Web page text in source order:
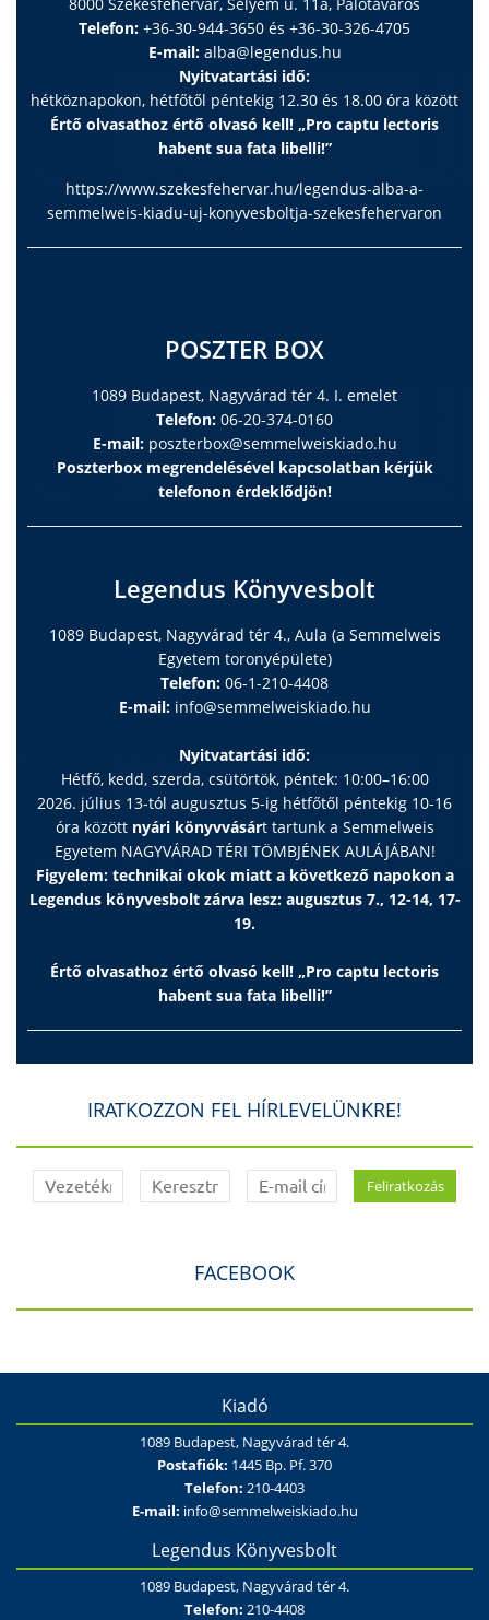
8000 Székesfehérvár, Selyem u. 11a, Palotaváros
Telefon: +36-30-944-3650 és +36-30-326-4705
E-mail: alba@legendus.hu
Nyitvatartási idő:
hétköznapokon, hétfőtől péntekig 12.30 és 18.00 óra között
Értő olvasathoz értő olvasó kell! „Pro captu lectoris
habent sua fata libelli!”
https://www.szekesfehervar.hu/legendus-alba-a-
semmelweis-kiadu-uj-konyvesboltja-szekesfehervaron
POSZTER BOX
1089 Budapest, Nagyvárad tér 4. I. emelet
Telefon: 06-20-374-0160
E-mail: poszterbox@semmelweiskiado.hu
Poszterbox megrendelésével kapcsolatban kérjük
telefonon érdeklődjön!
Legendus Könyvesbolt
1089 Budapest, Nagyvárad tér 4., Aula (a Semmelweis
Egyetem toronyépülete)
Telefon: 06-1-210-4408
E-mail: info@semmelweiskiado.hu
Nyitvatartási idő:
Hétfő, kedd, szerda, csütörtök, péntek: 10:00–16:00
2026. július 13-tól augusztus 5-ig hétfőtől péntekig 10-16
óra között nyári könyvvásárt tartunk a Semmelweis
Egyetem NAGYVÁRAD TÉRI TÖMBJÉNEK AULÁJÁBAN!
Figyelem: technikai okok miatt a következő napokon a
Legendus könyvesbolt zárva lesz: augusztus 7., 12-14, 17-
19.
Értő olvasathoz értő olvasó kell! „Pro captu lectoris
habent sua fata libelli!”
IRATKOZZON FEL HÍRLEVELÜNKRE!
FACEBOOK
Kiadó
1089 Budapest, Nagyvárad tér 4.
Postafiók: 1445 Bp. Pf. 370
Telefon: 210-4403
E-mail: info@semmelweiskiado.hu
Legendus Könyvesbolt
1089 Budapest, Nagyvárad tér 4.
Telefon: 210-4408